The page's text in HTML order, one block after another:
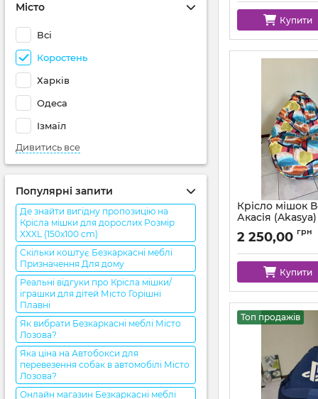
Місто
Всі
Коростень
Харків
Одеса
Ізмаїл
Дивитись все
Популярні запити
Де знайти вигідну пропозицію на
Крісла мішки для дорослих Розмір
XXXL (150x100 cm)
Скільки коштує Безкаркасні меблі
Призначення Для дому
Реальні відгуки про Крісла мішки/
іграшки для дітей Місто Горішні
Плавні
Як вибрати Безкаркасні меблі Місто
Лозова?
Яка ціна на Автобокси для
перевезення собак в автомобілі Місто
Лозова?
Онлайн магазин Безкаркасні меблі
Купити
Крісло мішок
Акасія (Akasya)
2 250,00 грн
Купити
Топ продажів